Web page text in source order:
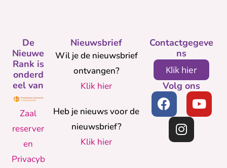
Nieuwsbrief
Wil je de nieuwsbrief
ontvangen?
Klik hier
Heb je nieuws voor de
nieuwsbrief?
Klik hier
De
Nieuwe
Rank is
onderd
eel van
Zaal
reserver
en
Privacyb
Contactgegeve
ns
Klik hier
Volg ons